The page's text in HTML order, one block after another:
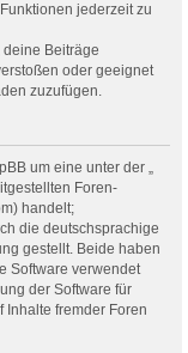
jederzeit zu
deine Beiträge
oder geeignet
zuzufügen.
um eine unter der „
Foren-
handelt;
die deutschsprachige
gestellt. Beide haben
Software verwendet
der Software für
Inhalte fremder Foren